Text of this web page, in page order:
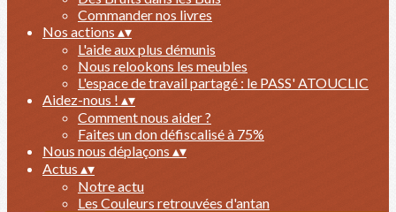
Commander nos livres
Nos actions ▴▾
L'aide aux plus démunis
Nous relookons les meubles
L'espace de travail partagé : le PASS' ATOUCLIC
Aidez-nous ! ▴▾
Comment nous aider ?
Faites un don défiscalisé à 75%
Nous nous déplaçons ▴▾
Actus ▴▾
Notre actu
Les Couleurs retrouvées d'antan